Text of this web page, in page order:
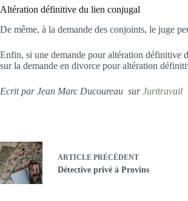
Altération définitive du lien conjugal
De même, à la demande des conjoints, le juge
Enfin, si une demande pour altération définitive
sur la demande en divorce pour altération
Ecrit par Jean Marc Ducoureau surJuritravail
ARTICLE PRÉCÉDENT
Détective privé à Provins